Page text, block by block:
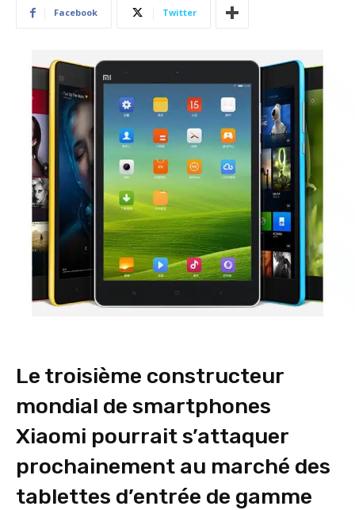
Facebook Twitter
Le troisième constructeur
mondial de smartphones
Xiaomi pourrait s’attaquer
prochainement au marché des
tablettes d’entrée de gamme